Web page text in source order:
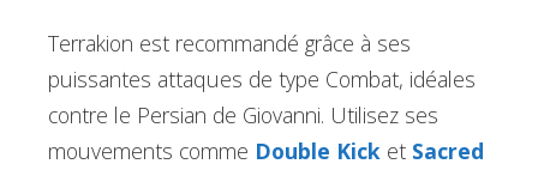
Terrakion est recommandé grâce à ses
puissantes attaques de type Combat, idéales
contre le Persian de Giovanni. Utilisez ses
mouvements comme Double Kick et Sacred